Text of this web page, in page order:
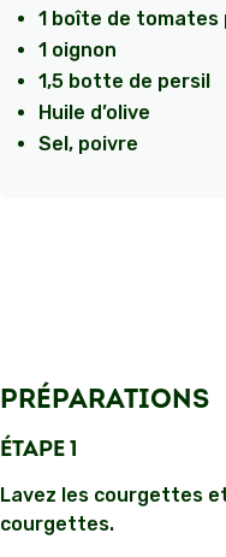
1 boîte de tomates
1 oignon
1,5 botte de persil
Huile d’olive
Sel, poivre
PRÉPARATIONS
ÉTAPE 1
Lavez les courgettes
courgettes.